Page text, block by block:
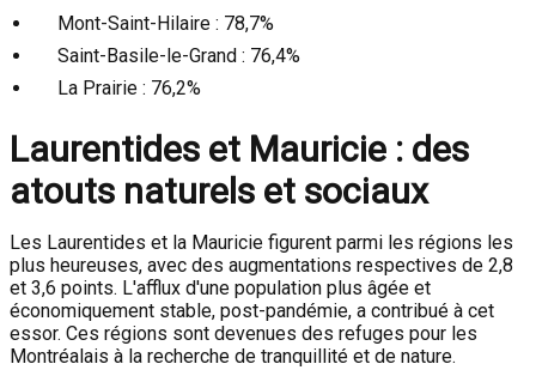
Mont-Saint-Hilaire : 78,7%
Saint-Basile-le-Grand : 76,4%
La Prairie : 76,2%
Laurentides et Mauricie : des
atouts naturels et sociaux
Les Laurentides et la Mauricie figurent parmi les régions les
plus heureuses, avec des augmentations respectives de 2,8
et 3,6 points. L'afflux d'une population plus âgée et
économiquement stable, post-pandémie, a contribué à cet
essor. Ces régions sont devenues des refuges pour les
Montréalais à la recherche de tranquillité et de nature.